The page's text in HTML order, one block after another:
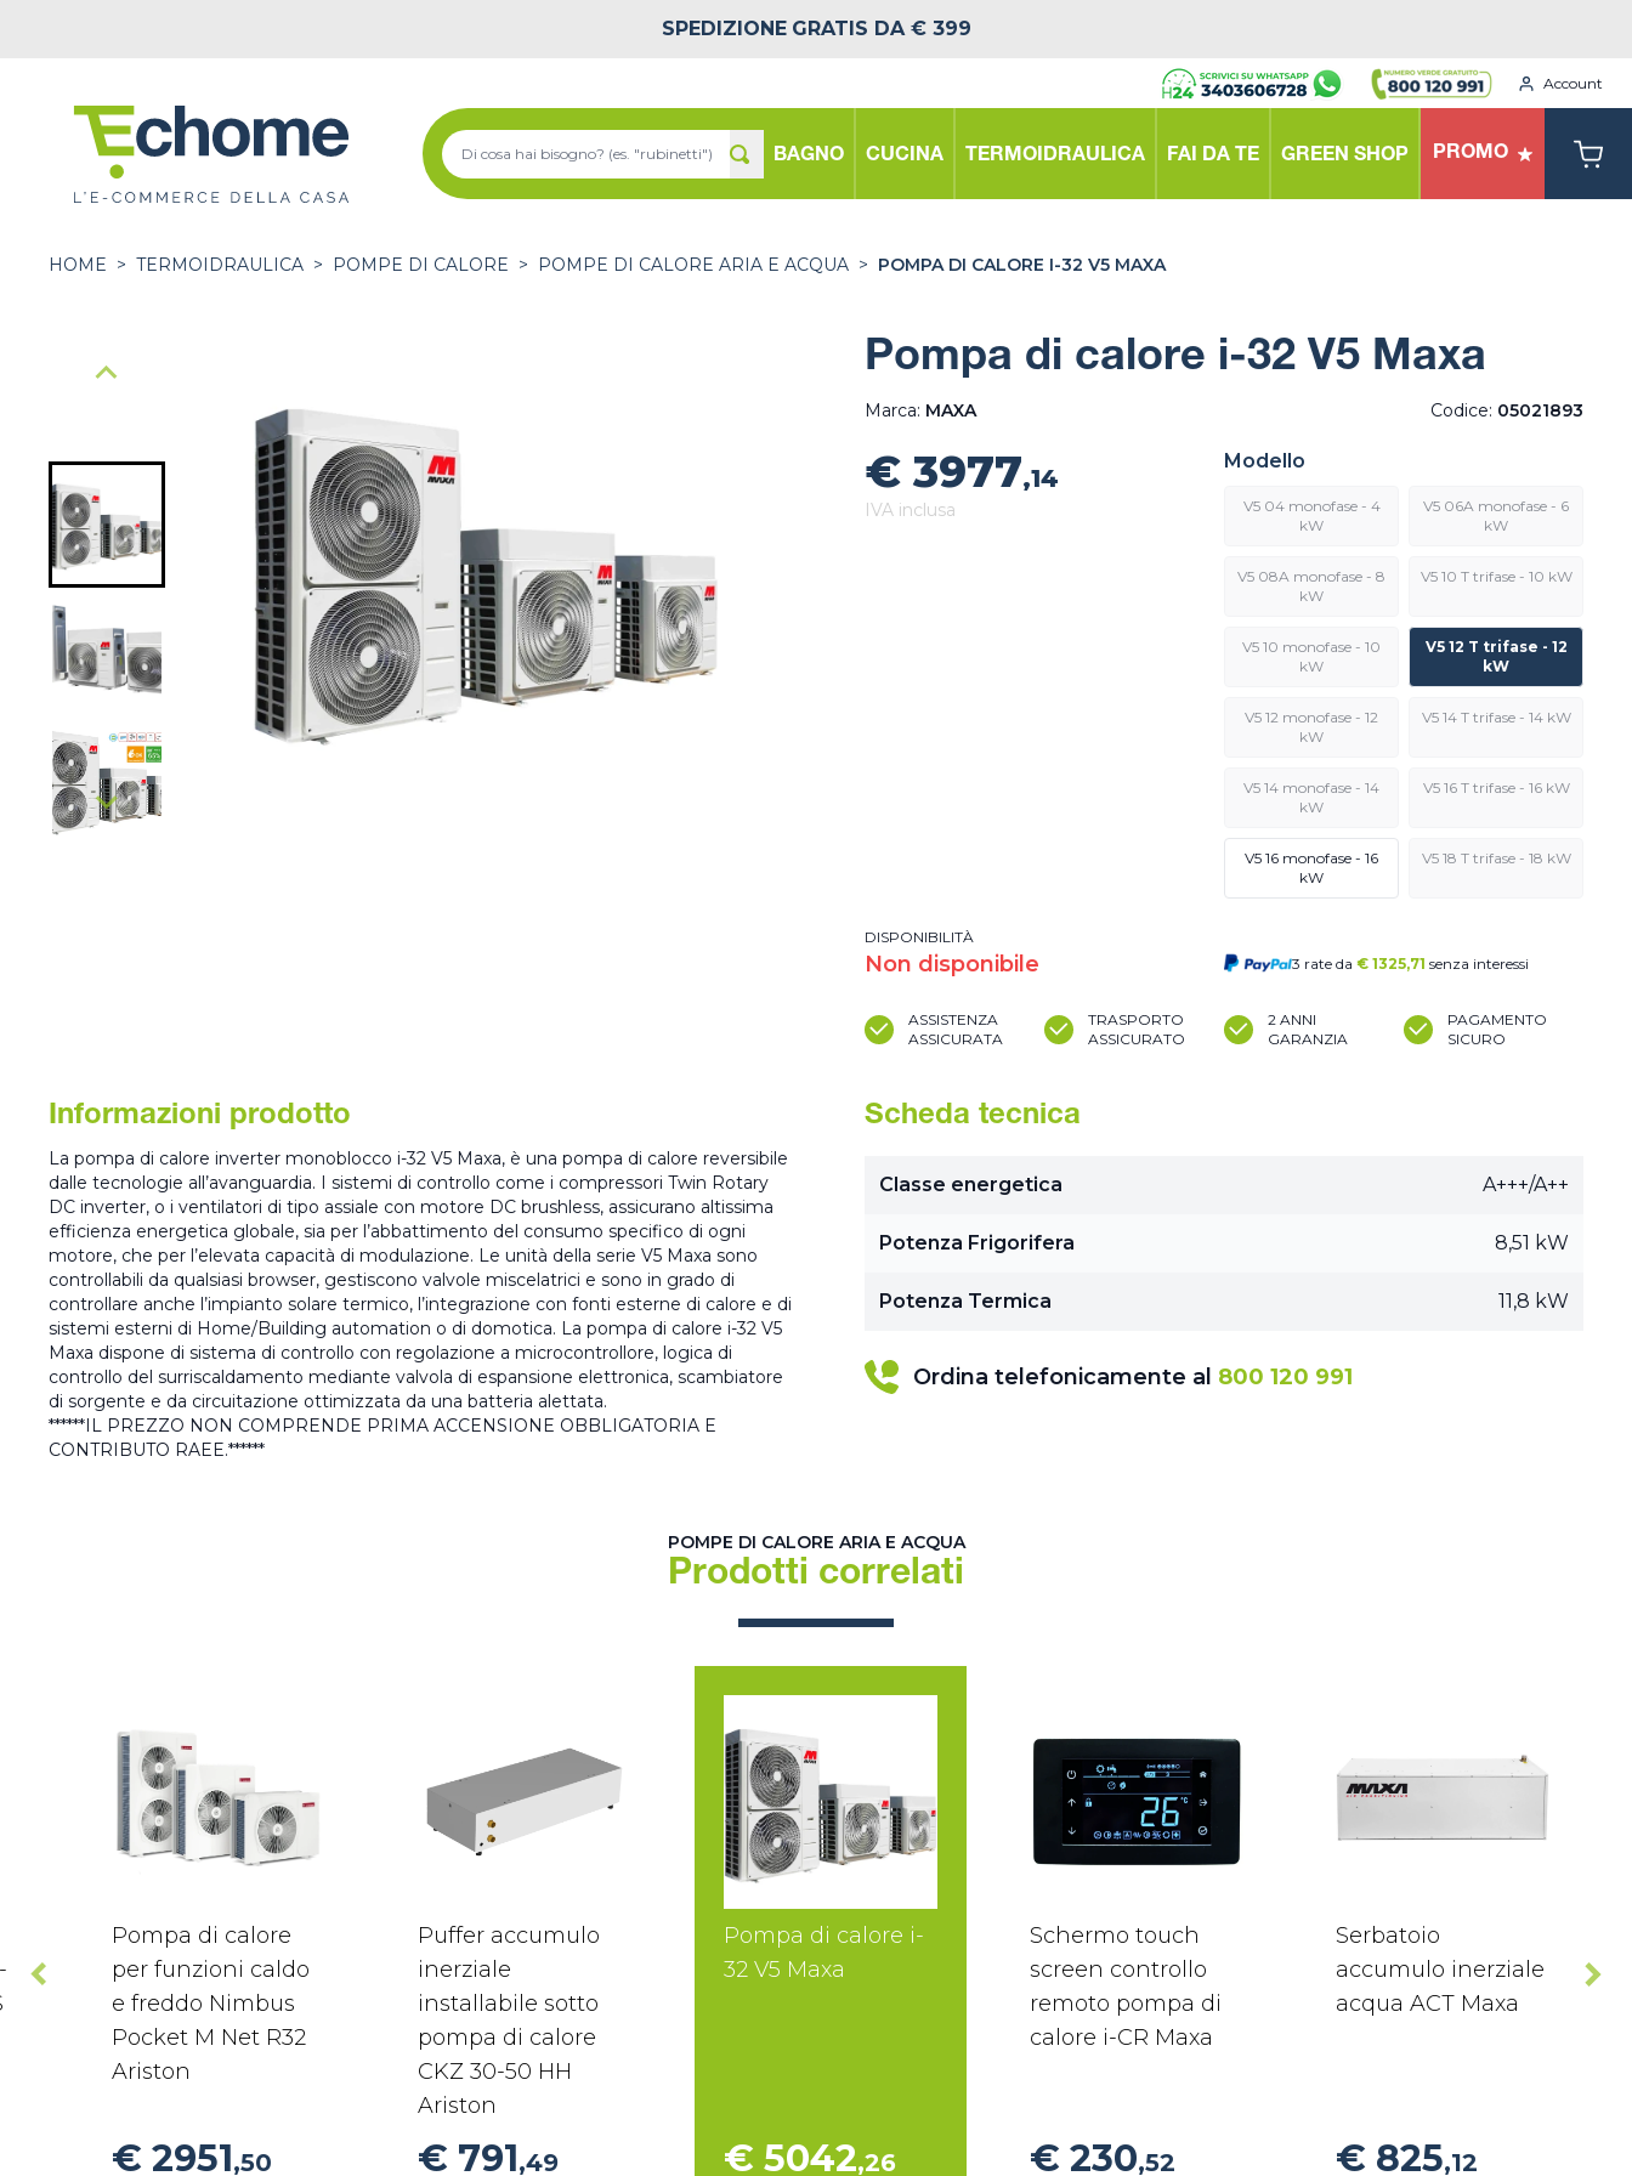
SPEDIZIONE GRATIS DA € 399
Account
BAGNO CUCINA TERMOIDRAULICA FAI DA TE GREEN SHOP PROMO
HOME > TERMOIDRAULICA > POMPE DI CALORE > POMPE DI CALORE ARIA E ACQUA > POMPA DI CALORE I-32 V5 MAXA
Pompa di calore i-32 V5 Maxa
Marca: MAXA Codice: 05021893
€ 3977,14
IVA inclusa
DISPONIBILITÀ
Non disponibile
Modello
V5 04 monofase - 4
kW
V5 06A monofase - 6
kW
V5 08A monofase - 8
kW
V5 10 T trifase - 10 kW
V5 10 monofase - 10
kW
V5 12 T trifase - 12
kW
V5 12 monofase - 12
kW
V5 14 T trifase - 14 kW
V5 14 monofase - 14
kW
V5 16 T trifase - 16 kW
V5 16 monofase - 16
kW
V5 18 T trifase - 18 kW
3 rate da € 1325,71 senza interessi
ASSISTENZA
ASSICURATA
TRASPORTO
ASSICURATO
2 ANNI
GARANZIA
PAGAMENTO
SICURO
Informazioni prodotto
La pompa di calore inverter monoblocco i-32 V5 Maxa, è una pompa di calore reversibile
dalle tecnologie all’avanguardia. I sistemi di controllo come i compressori Twin Rotary
DC inverter, o i ventilatori di tipo assiale con motore DC brushless, assicurano altissima
efficienza energetica globale, sia per l’abbattimento del consumo specifico di ogni
motore, che per l’elevata capacità di modulazione. Le unità della serie V5 Maxa sono
controllabili da qualsiasi browser, gestiscono valvole miscelatrici e sono in grado di
controllare anche l’impianto solare termico, l’integrazione con fonti esterne di calore e di
sistemi esterni di Home/Building automation o di domotica. La pompa di calore i-32 V5
Maxa dispone di sistema di controllo con regolazione a microcontrollore, logica di
controllo del surriscaldamento mediante valvola di espansione elettronica, scambiatore
di sorgente e da circuitazione ottimizzata da una batteria alettata.
******IL PREZZO NON COMPRENDE PRIMA ACCENSIONE OBBLIGATORIA E
CONTRIBUTO RAEE.******
Scheda tecnica
Classe energetica A+++/A++
Potenza Frigorifera 8,51 kW
Potenza Termica 11,8 kW
Ordina telefonicamente al 800 120 991
POMPE DI CALORE ARIA E ACQUA
Prodotti correlati
Pompa di calore
per funzioni caldo
e freddo Nimbus
Pocket M Net R32
Ariston
€ 2951,50
Puffer accumulo
inerziale
installabile sotto
pompa di calore
CKZ 30-50 HH
Ariston
€ 791,49
Pompa di calore i-
32 V5 Maxa
€ 5042,26
Schermo touch
screen controllo
remoto pompa di
calore i-CR Maxa
€ 230,52
Serbatoio
accumulo inerziale
acqua ACT Maxa
€ 825,12